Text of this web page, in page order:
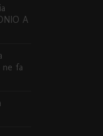
A
fa